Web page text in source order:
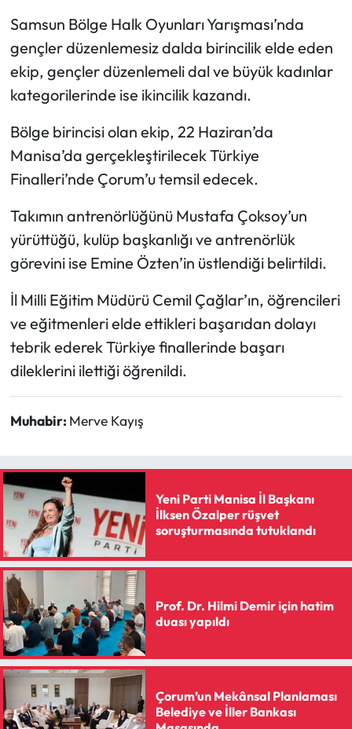
Samsun Bölge Halk Oyunları Yarışması’nda
gençler düzenlemesiz dalda birincilik elde eden
ekip, gençler düzenlemeli dal ve büyük kadınlar
kategorilerinde ise ikincilik kazandı.
Bölge birincisi olan ekip, 22 Haziran’da
Manisa’da gerçekleştirilecek Türkiye
Finalleri’nde Çorum’u temsil edecek.
Takımın antrenörlüğünü Mustafa Çoksoy’un
yürüttüğü, kulüp başkanlığı ve antrenörlük
görevini ise Emine Özten’in üstlendiği belirtildi.
İl Milli Eğitim Müdürü Cemil Çağlar’ın, öğrencileri
ve eğitmenleri elde ettikleri başarıdan dolayı
tebrik ederek Türkiye finallerinde başarı
dileklerini ilettiği öğrenildi.
Muhabir: Merve Kayış
Yeni Parti Manisa İl Başkanı
İlksen Özalper rüşvet
soruşturmasında tutuklandı
Prof. Dr. Hilmi Demir için hatim
duası yapıldı
Çorum’un Mekânsal Planlaması
Belediye ve İller Bankası
Siyaset
Spor
Turizm
Uğurludağ Haberleri
Yaşam
Yayla Haber
Yemek Tarifleri
Yerel Haberler